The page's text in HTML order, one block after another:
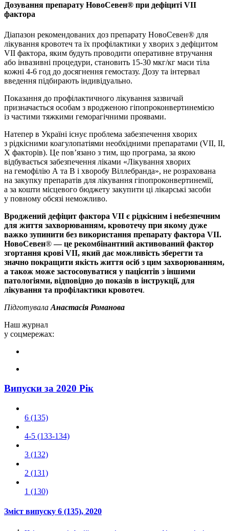
Дозування препарату НовоСевен® при дефіциті VII
фактора
Діапазон рекомендованих доз препарату НовоСевен® для
лікування кровотеч та їх профілактики у хворих з дефіцитом
VII фактора, яким будуть проводити оперативне втручання
або інвазивні процедури, становить 15-30 мкг/кг маси тіла
кожні 4-6 год до досягнення гемостазу. Дозу та інтервал
введення підбирають індивідуально.
Показання до профілактичного лікування зазвичай
призначається особам з вродженою гіпопроконвертинемією
із частими тяжкими геморагічними проявами.
Натепер в Україні існує проблема забезпечення хворих
з рідкісними коагулопатіями необхідними препаратами (VII, II,
X факторів). Це пов’язано з тим, що програма, за якою
відбувається забезпечення ліками «Лікування хворих
на гемофілію А та В і хворобу Віллебранда», не розрахована
на закупку препаратів для лікування гіпопроконвертинемії,
а за кошти місцевого бюджету закупити ці лікарські засоби
у повному обсязі неможливо.
Вроджений дефіцит фактора VII є рідкісним і небезпечним
для життя захворюванням, кровотечу при якому дуже
важко зупинити без використання препарату фактора VII.
НовоСевен®—це рекомбінантний активований фактор
згортання крові VII, який дає можливість зберегти та
значно покращити якість життя осіб з цим захворюванням,
а також може застосовуватися у пацієнтів з іншими
патологіями, відповідно до показів в інструкції, для
лікування та профілактики кровотеч.
Підготувала Анастасія Романова
Наш журнал
у соцмережах:
Випуски за 2020 Рік
6 (135)
4-5 (133-134)
3 (132)
2 (131)
1 (130)
Зміст випуску 6 (135), 2020